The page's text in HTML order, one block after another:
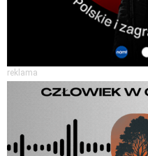
reklama